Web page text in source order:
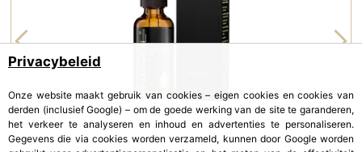
Privacybeleid
Onze website maakt gebruik van cookies – eigen cookies en cookies van
derden (inclusief Google) – om de goede werking van de site te garanderen,
het verkeer te analyseren en inhoud en advertenties te personaliseren.
Gegevens die via cookies worden verzameld, kunnen door Google worden